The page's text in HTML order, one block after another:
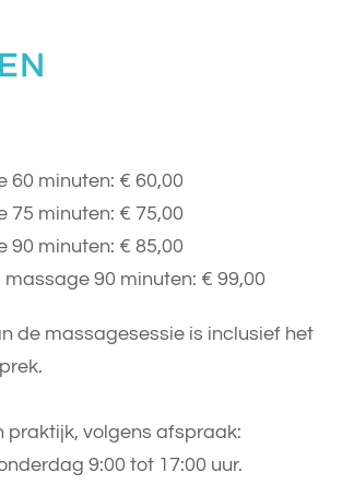
60 minuten: € 60,00
75 minuten: € 75,00
90 minuten: € 85,00
90 minuten: € 99,00
de massagesessie is inclusief het
praktijk, volgens afspraak:
9:00 tot 17:00 uur.